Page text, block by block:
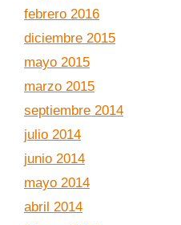
febrero 2016
diciembre 2015
mayo 2015
marzo 2015
septiembre 2014
julio 2014
junio 2014
mayo 2014
abril 2014